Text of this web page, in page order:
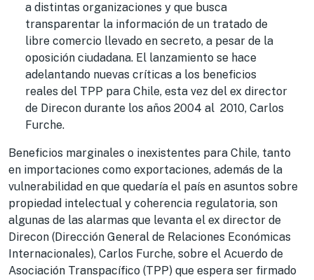
a distintas organizaciones y que busca
transparentar la información de un tratado de
libre comercio llevado en secreto, a pesar de la
oposición ciudadana. El lanzamiento se hace
adelantando nuevas críticas a los beneficios
reales del TPP para Chile, esta vez del ex director
de Direcon durante los años 2004 al 2010, Carlos
Furche.
Beneficios marginales o inexistentes para Chile, tanto
en importaciones como exportaciones, además de la
vulnerabilidad en que quedaría el país en asuntos sobre
propiedad intelectual y coherencia regulatoria, son
algunas de las alarmas que levanta el ex director de
Direcon (Dirección General de Relaciones Económicas
Internacionales), Carlos Furche, sobre el Acuerdo de
Asociación Transpacífico (TPP) que espera ser firmado